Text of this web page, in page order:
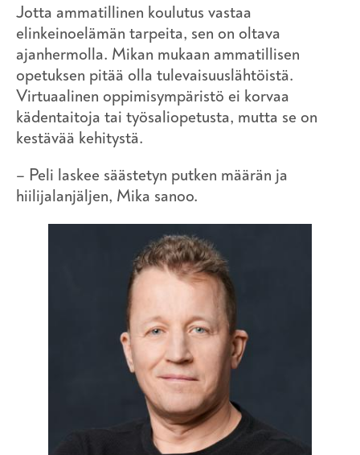
Jotta ammatillinen koulutus vastaa
elinkeinoelämän tarpeita, sen on oltava
ajanhermolla. Mikan mukaan ammatillisen
opetuksen pitää olla tulevaisuuslähtöistä.
Virtuaalinen oppimisympäristö ei korvaa
kädentaitoja tai työsaliopetusta, mutta se on
kestävää kehitystä.
– Peli laskee säästetyn putken määrän ja
hiilijalanjäljen, Mika sanoo.